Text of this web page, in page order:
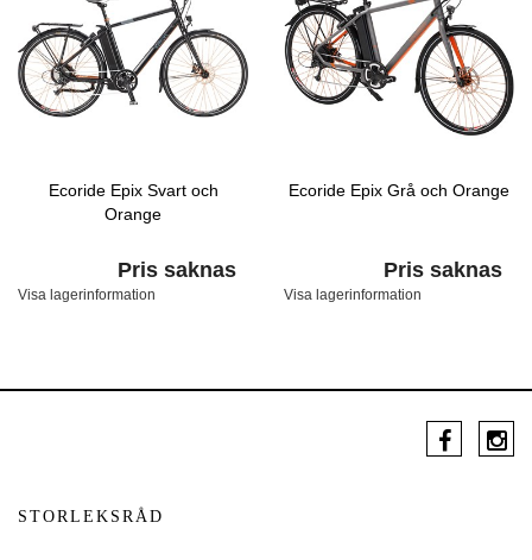
Ecoride Epix Svart och
Orange
Pris saknas
Visa lagerinformation
Ecoride Epix Grå och Orange
Pris saknas
Visa lagerinformation
STORLEKSRÅD